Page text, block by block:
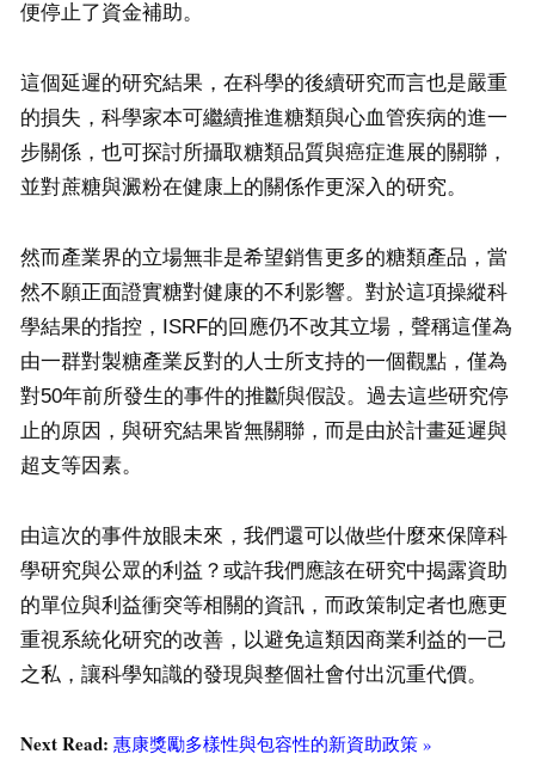
便停止了資金補助。
這個延遲的研究結果，在科學的後續研究而言也是嚴重
的損失，科學家本可繼續推進糖類與心血管疾病的進一
步關係，也可探討所攝取糖類品質與癌症進展的關聯，
並對蔗糖與澱粉在健康上的關係作更深入的研究。
然而產業界的立場無非是希望銷售更多的糖類產品，當
然不願正面證實糖對健康的不利影響。對於這項操縱科
學結果的指控，ISRF的回應仍不改其立場，聲稱這僅為
由一群對製糖產業反對的人士所支持的一個觀點，僅為
對50年前所發生的事件的推斷與假設。過去這些研究停
止的原因，與研究結果皆無關聯，而是由於計畫延遲與
超支等因素。
由這次的事件放眼未來，我們還可以做些什麼來保障科
學研究與公眾的利益？或許我們應該在研究中揭露資助
的單位與利益衝突等相關的資訊，而政策制定者也應更
重視系統化研究的改善，以避免這類因商業利益的一己
之私，讓科學知識的發現與整個社會付出沉重代價。
Next Read: 惠康獎勵多樣性與包容性的新資助政策 »